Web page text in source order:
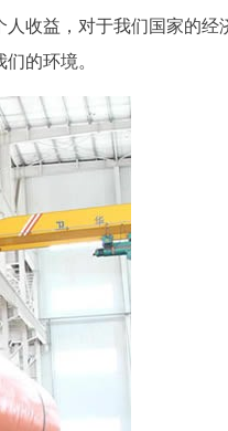
收益，对于我们国家的经
的环境。